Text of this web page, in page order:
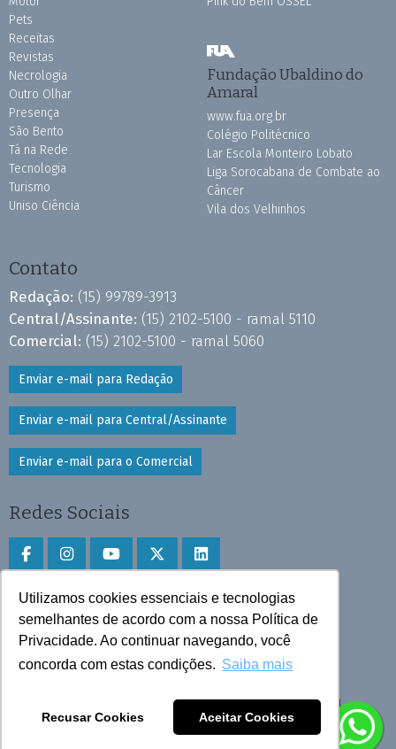
Utilizamos cookies essenciais e tecnologias
semelhantes de acordo com a nossa Política de
Privacidade. Ao continuar navegando, você
concorda com estas condições. Saiba mais
Recusar Cookies Aceitar Cookies
Pets
Receitas
Revistas
Necrologia
Outro Olhar
Presença
São Bento
Tá na Rede
Tecnologia
Turismo
Uniso Ciência
Fundação Ubaldino do
Amaral
www.fua.org.br
Colégio Politécnico
Lar Escola Monteiro Lobato
Liga Sorocabana de Combate ao
Câncer
Vila dos Velhinhos
Contato
Redação: (15) 99789-3913
Central/Assinante: (15) 2102-5100 - ramal 5110
Comercial: (15) 2102-5100 - ramal 5060
Enviar e-mail para Redação
Enviar e-mail para Central/Assinante
Enviar e-mail para o Comercial
Redes Sociais
Faça download do aplicativo
Play Store e App Store
Todos os direitos reservados © 2025 Cruzeiro do Sul